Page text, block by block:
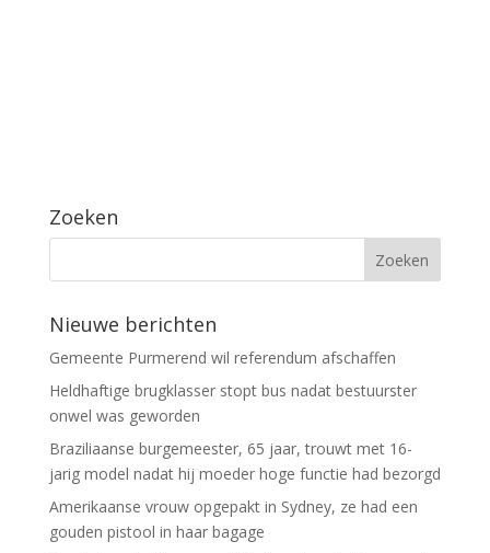
Zoeken
Nieuwe berichten
Gemeente Purmerend wil referendum afschaffen
Heldhaftige brugklasser stopt bus nadat bestuurster
onwel was geworden
Braziliaanse burgemeester, 65 jaar, trouwt met 16-
jarig model nadat hij moeder hoge functie had bezorgd
Amerikaanse vrouw opgepakt in Sydney, ze had een
gouden pistool in haar bagage